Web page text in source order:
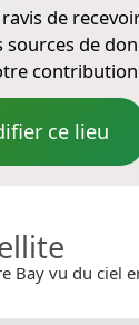
de
de
ce lieu
Bay vu du ciel